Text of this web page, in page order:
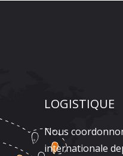
LOGISTIQUE
Nous
internationale